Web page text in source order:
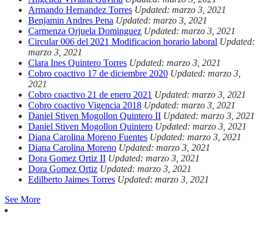
Armando Hernandez Torres Updated: marzo 3, 2021
Benjamin Andres Pena Updated: marzo 3, 2021
Carmenza Orjuela Dominguez Updated: marzo 3, 2021
Circular 006 del 2021 Modificacion horario laboral Updated:
marzo 3, 2021
Clara Ines Quintero Torres Updated: marzo 3, 2021
Cobro coactivo 17 de diciembre 2020 Updated: marzo 3,
2021
Cobro coactivo 21 de enero 2021 Updated: marzo 3, 2021
Cobro coactivo Vigencia 2018 Updated: marzo 3, 2021
Daniel Stiven Mogollon Quintero II Updated: marzo 3, 2021
Daniel Stiven Mogollon Quintero Updated: marzo 3, 2021
Diana Carolina Moreno Fuentes Updated: marzo 3, 2021
Diana Carolina Moreno Updated: marzo 3, 2021
Dora Gomez Ortiz II Updated: marzo 3, 2021
Dora Gomez Ortiz Updated: marzo 3, 2021
Edilberto Jaimes Torres Updated: marzo 3, 2021
See More